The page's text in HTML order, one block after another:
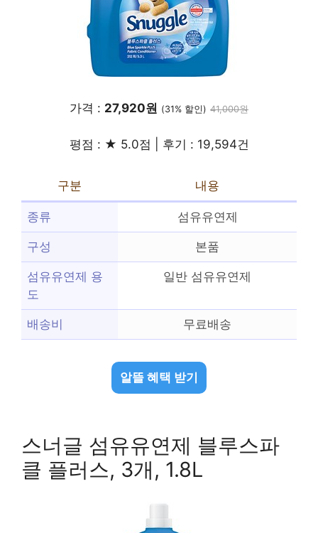
가격 : 27,920원 (31% 할인) 41,000원
평점 : ★ 5.0점 | 후기 : 19,594건
구분 내용
종류 섬유유연제
구성 본품
섬유유연제 용
도
일반 섬유유연제
배송비 무료배송
알뜰 혜택 받기
스너글 섬유유연제 블루스파
클 플러스, 3개, 1.8L